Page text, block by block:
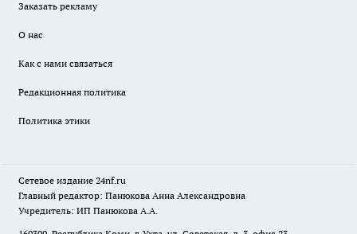
Заказать рекламу
О нас
Как с нами связаться
Редакционная политика
Политика этики
Сетевое издание 24nf.ru
Главный редактор: Панюкова Анна Александровна
Учредитель: ИП Панюкова А.А.